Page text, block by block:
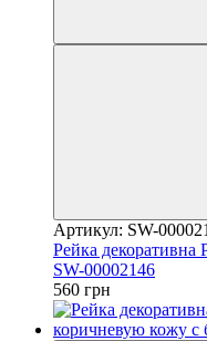
Артикул: SW-
Рейка декоративна
SW-00002146
560 грн